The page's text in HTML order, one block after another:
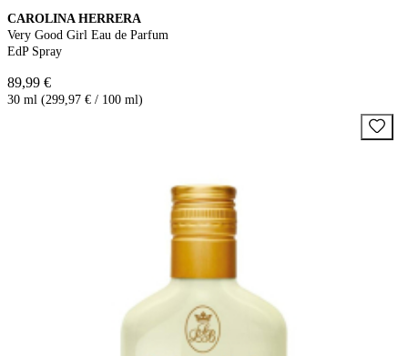
CAROLINA HERRERA
Very Good Girl Eau de Parfum
EdP Spray
89,99 €
30 ml (299,97 € / 100 ml)